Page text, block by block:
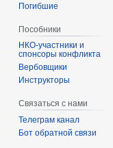
Погибшие
Пособники
спонсоры конфликта
‏‎Вербовщики
Инструкторы
Связаться с нами
Телеграм канал
Бот обратной связи